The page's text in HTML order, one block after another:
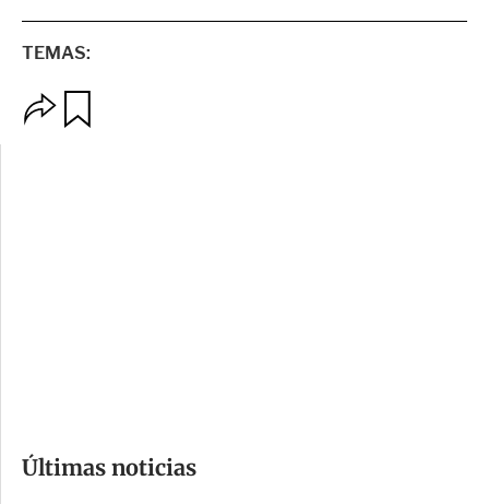
TEMAS:
m
Últimas noticias